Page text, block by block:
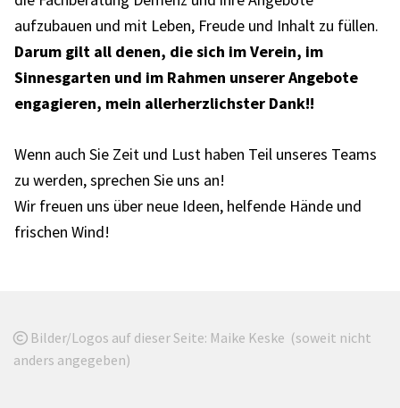
aufzubauen und mit Leben, Freude und Inhalt zu füllen.
Darum gilt all denen, die sich im Verein, im
Sinnesgarten und im Rahmen unserer Angebote
engagieren, mein allerherzlichster Dank!!
Wenn auch Sie Zeit und Lust haben Teil unseres Teams
zu werden, sprechen Sie uns an!
Wir freuen uns über neue Ideen, helfende Hände und
frischen Wind!
 Bilder/Logos auf dieser Seite: Maike Keske (soweit nicht
anders angegeben)